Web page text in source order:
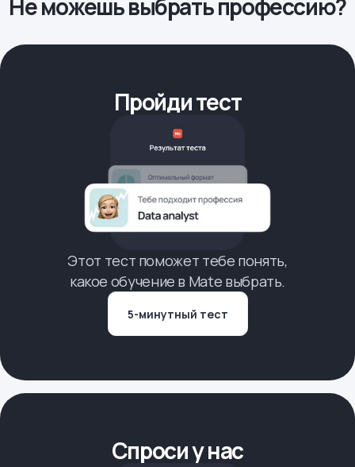
Не можешь выбрать профессию?
Пройди тест
Этот тест поможет тебе понять,
какое обучение в Mate выбрать.
5-минутный тест
Спроси у нас